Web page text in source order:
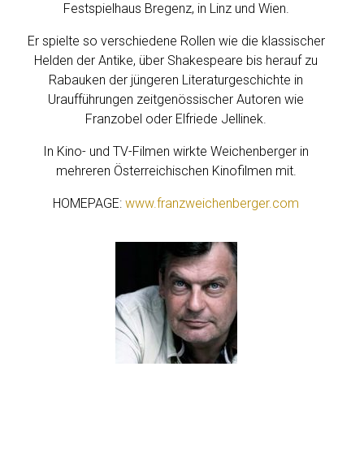
E
N
Festspielhaus Bregenz, in Linz und Wien.
Er spielte so verschiedene Rollen wie die klassischer
Helden der Antike, über Shakespeare bis herauf zu
Rabauken der jüngeren Literaturgeschichte in
Uraufführungen zeitgenössischer Autoren wie
Franzobel oder Elfriede Jellinek.
In Kino- und TV-Filmen wirkte Weichenberger in
mehreren Österreichischen Kinofilmen mit.
HOMEPAGE: www.franzweichenberger.com